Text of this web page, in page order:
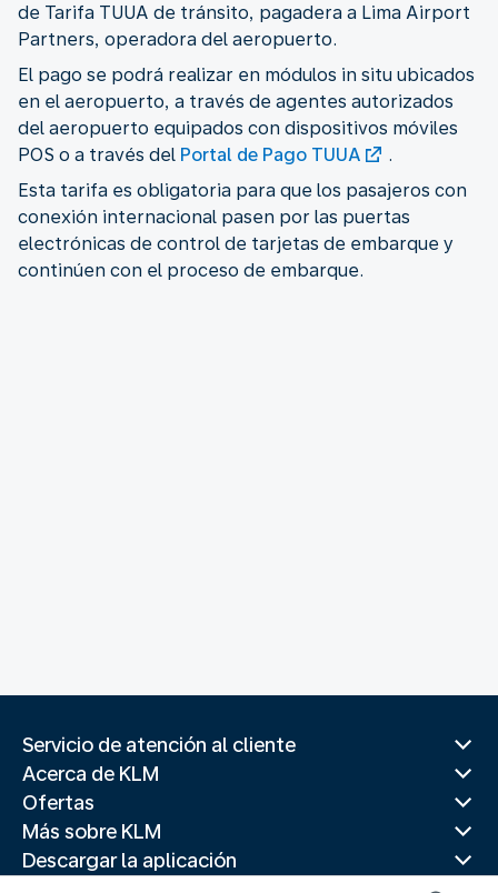
de Tarifa TUUA de tránsito, pagadera a Lima Airport
Partners, operadora del aeropuerto.
El pago se podrá realizar en módulos in situ ubicados
en el aeropuerto, a través de agentes autorizados
del aeropuerto equipados con dispositivos móviles
POS o a través del Portal de Pago TUUA
.
Esta tarifa es obligatoria para que los pasajeros con
conexión internacional pasen por las puertas
electrónicas de control de tarjetas de embarque y
continúen con el proceso de embarque.
Servicio de atención al cliente
Acerca de KLM
Ofertas
Más sobre KLM
Descargar la aplicación